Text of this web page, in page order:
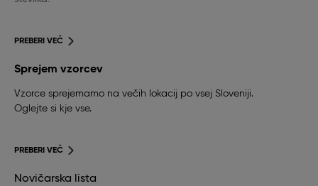
PREBERI VEČ
Sprejem vzorcev
Vzorce sprejemamo na večih lokacij po vsej Sloveniji.
Oglejte si kje vse.
PREBERI VEČ
Novičarska lista